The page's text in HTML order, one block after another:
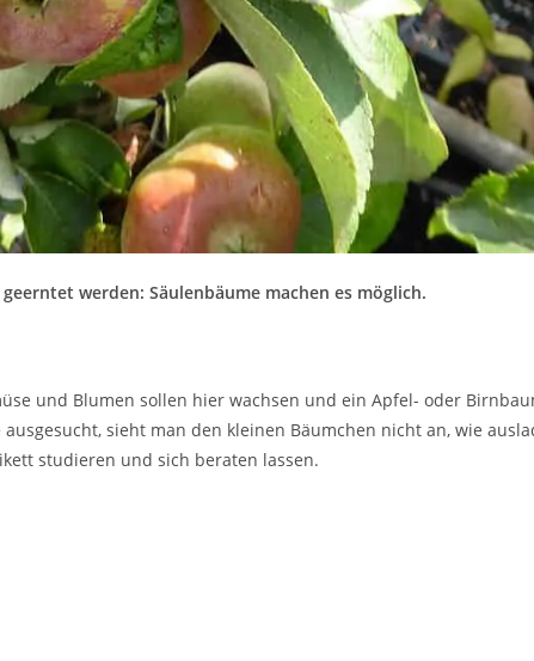
werden: Säulenbäume machen es möglich.
und Blumen sollen hier wachsen und ein Apfel- oder
sieht man den kleinen Bäumchen nicht an, wie
studieren und sich beraten lassen.